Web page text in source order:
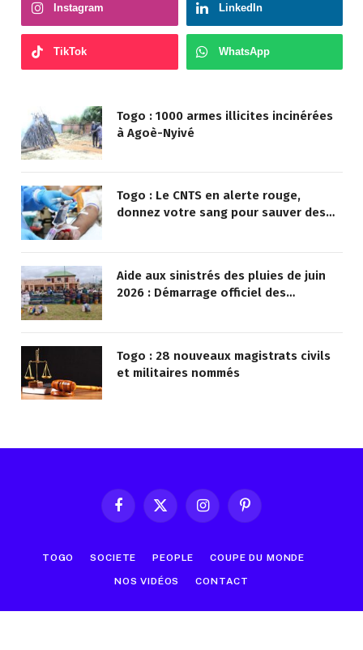
Instagram LinkedIn
TikTok WhatsApp
Togo : 1000 armes illicites incinérées
à Agoè-Nyivé
Togo : Le CNTS en alerte rouge,
donnez votre sang pour sauver des
Aide aux sinistrés des pluies de juin
2026 : Démarrage officiel des
Togo : 28 nouveaux magistrats civils
et militaires nommés
FacebookX
InstagramPinterest
TOGO SOCIETE PEOPLE COUPE DU MONDE
NOS VIDÉOS CONTACT